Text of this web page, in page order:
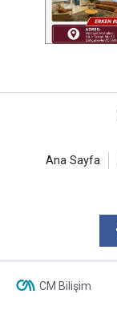
Ana Sayfa
CM Bilişim